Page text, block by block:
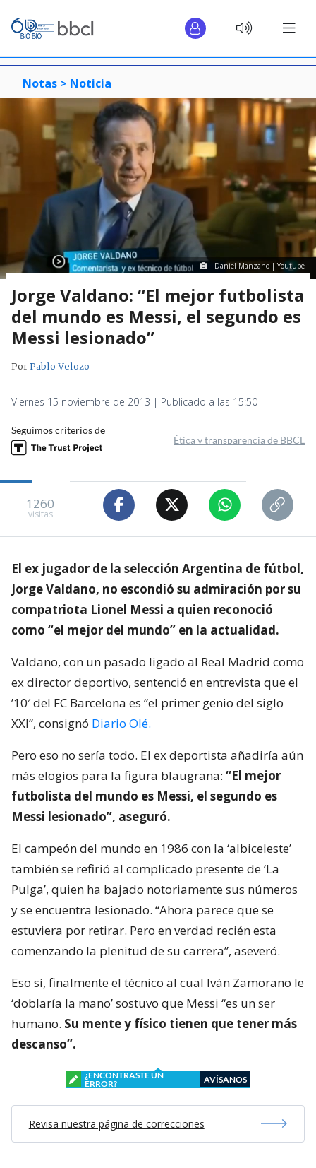
Notas > Noticia
Daniel Manzano | Youtube
Jorge Valdano: “El mejor futbolista
del mundo es Messi, el segundo es
Messi lesionado”
PorPablo Velozo
Viernes 15 noviembre de 2013 | Publicado a las 15:50
Seguimos criterios de
Ética y transparencia de BBCL
1260
visitas
El ex jugador de la selección Argentina de fútbol,
Jorge Valdano, no escondió su admiración por su
compatriota Lionel Messi a quien reconoció
como “el mejor del mundo” en la actualidad.
Valdano, con un pasado ligado al Real Madrid como
ex director deportivo, sentenció en entrevista que el
’10′ del FC Barcelona es “el primer genio del siglo
XXI”, consignó Diario Olé.
Pero eso no sería todo. El ex deportista añadiría aún
más elogios para la figura blaugrana: “El mejor
futbolista del mundo es Messi, el segundo es
Messi lesionado”, aseguró.
El campeón del mundo en 1986 con la ‘albiceleste’
también se refirió al complicado presente de ‘La
Pulga’, quien ha bajado notoriamente sus números
y se encuentra lesionado. “Ahora parece que se
estuviera por retirar. Pero en verdad recién esta
comenzando la plenitud de su carrera”, aseveró.
Eso sí, finalmente el técnico al cual Iván Zamorano le
‘doblaría la mano’ sostuvo que Messi “es un ser
humano. Su mente y físico tienen que tener más
descanso”.
¿ENCONTRASTE UN
ERROR?
AVÍSANOS
Revisa nuestra página de correcciones